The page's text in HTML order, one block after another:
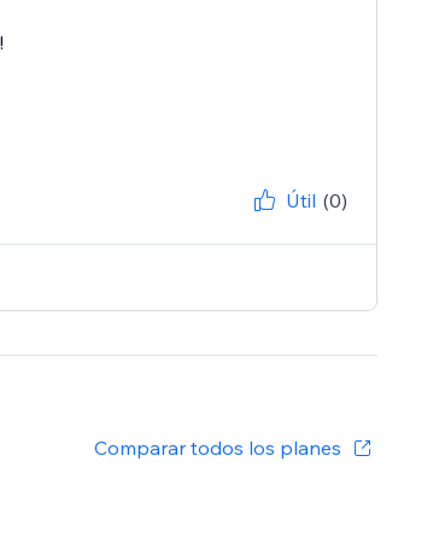
Útil (0)
Comparar todos los planes